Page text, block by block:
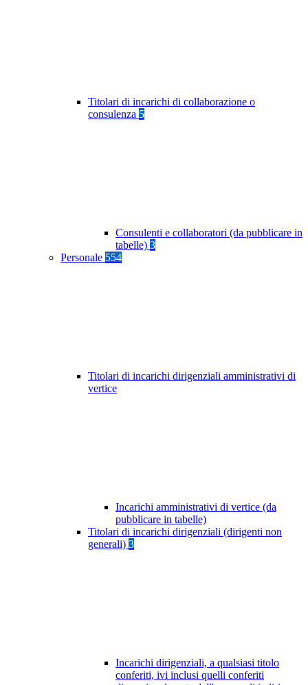
Titolari di incarichi di collaborazione o
consulenza 5
Consulenti e collaboratori (da pubblicare in
tabelle) 3
Personale 554
Titolari di incarichi dirigenziali amministrativi di
vertice
Incarichi amministrativi di vertice (da
pubblicare in tabelle)
Titolari di incarichi dirigenziali (dirigenti non
generali) 3
Incarichi dirigenziali, a qualsiasi titolo
conferiti, ivi inclusi quelli conferiti